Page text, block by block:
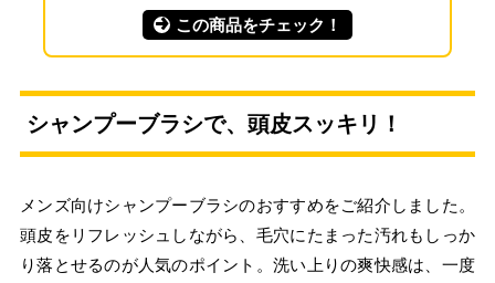
この商品をチェック！
シャンプーブラシで、頭皮スッキリ！
メンズ向けシャンプーブラシのおすすめをご紹介しました。
頭皮をリフレッシュしながら、毛穴にたまった汚れもしっか
り落とせるのが人気のポイント。洗い上りの爽快感は、一度